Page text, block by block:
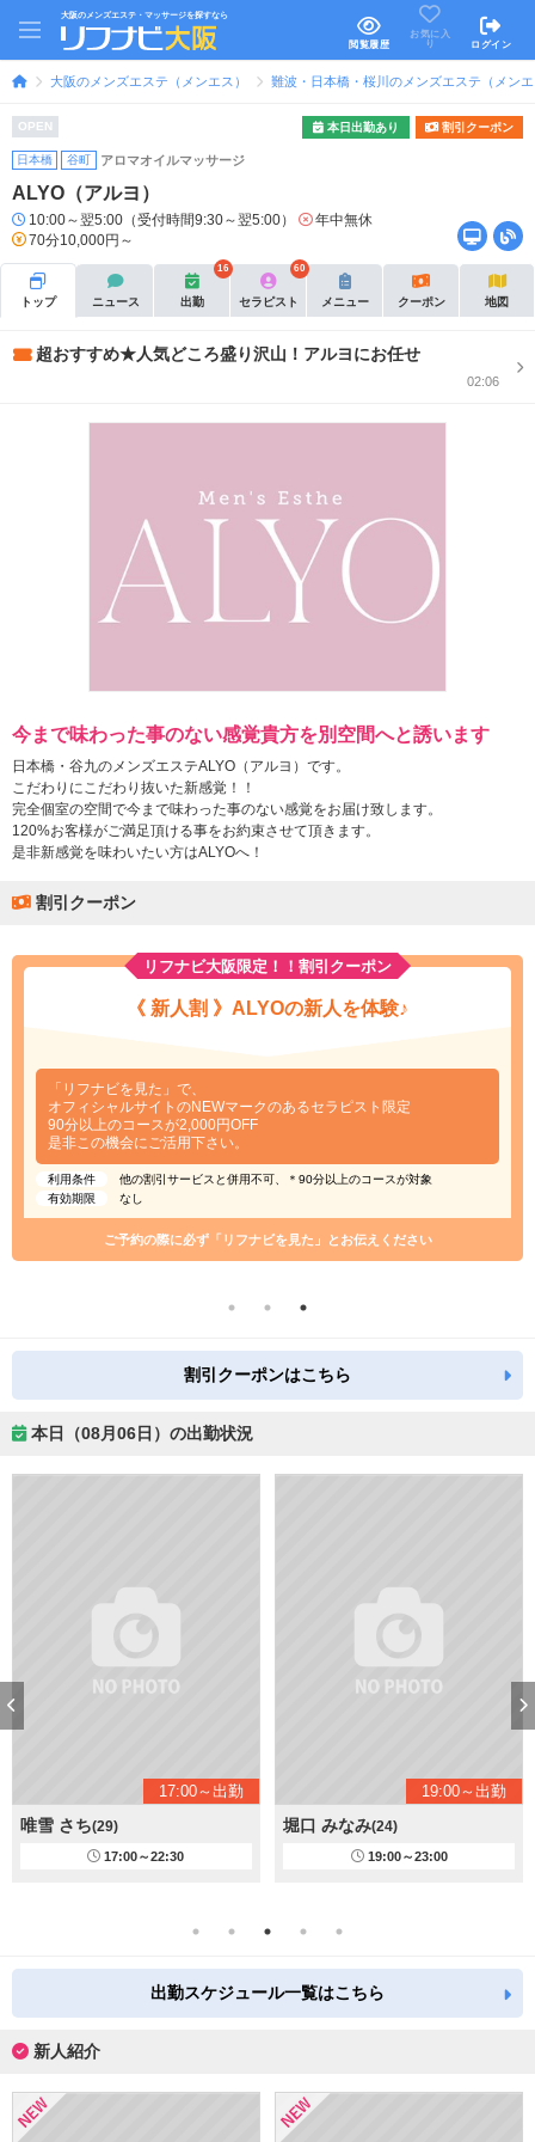
大阪のメンズエステ・マッサージを探すなら
閲覧履歴
お気に入
り
ログイン
大阪のメンズエステ（メンエス） 難波・日本橋・桜川のメンズエステ（メン
OPEN 本日出勤あり 割引クーポン
日本橋 谷町 アロマオイルマッサージ
ALYO（アルヨ）
10:00～翌5:00（受付時間9:30～翌5:00）
年中無休
70分10,000円～
トップ ニュース 出勤
16
セラピスト
60
メニュー クーポン 地図
超おすすめ★人気どころ盛り沢山！アルヨにお任せ
02:06
今まで味わった事のない感覚貴方を別空間へと誘います
日本橋・谷九のメンズエステALYO（アルヨ）です。
こだわりにこだわり抜いた新感覚！！
完全個室の空間で今まで味わった事のない感覚をお届け致します。
120%お客様がご満足頂ける事をお約束させて頂きます。
是非新感覚を味わいたい方はALYOへ！
割引クーポン
リフナビ大阪限定！！割引クーポン
《 新人割 》ALYOの新人を体験♪
「リフナビを見た」で、
オフィシャルサイトのNEWマークのあるセラピスト限定
90分以上のコースが2,000円OFF
是非この機会にご活用下さい。
利用条件
他の割引サービスと併用不可、＊90分以上のコースが対象
有効期限
なし
ご予約の際に必ず「リフナビを見た」とお伝えください
割引クーポンはこちら
本日（08月06日）の出勤状況
17:00～出勤
唯雪 さち(29)
17:00～22:30
19:00～出勤
堀口 みなみ(24)
19:00～23:00
出勤スケジュール一覧はこちら
新人紹介